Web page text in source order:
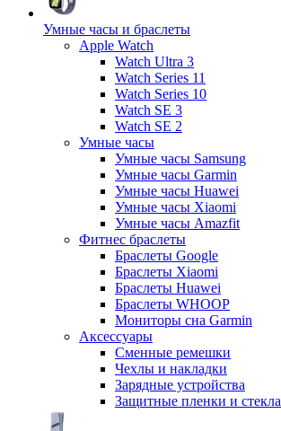
Умные часы и браслеты
Apple Watch
Watch Ultra 3
Watch Series 11
Watch Series 10
Watch SE 3
Watch SE 2
Умные часы
Умные часы Samsung
Умные часы Garmin
Умные часы Huawei
Умные часы Xiaomi
Умные часы Amazfit
Фитнес браслеты
Браслеты Google
Браслеты Xiaomi
Браслеты Huawei
Браслеты WHOOP
Мониторы сна Garmin
Аксессуары
Сменные ремешки
Чехлы и накладки
Зарядные устройства
Защитные пленки и стекла